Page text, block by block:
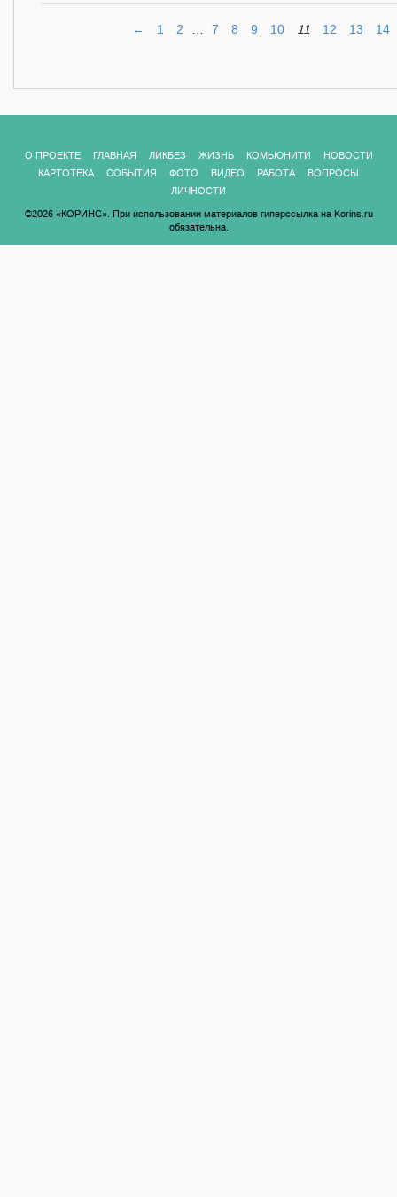
← 1 2 … 7 8 9 10 11 12 13 14
О ПРОЕКТЕ ГЛАВНАЯ ЛИКБЕЗ ЖИЗНЬ КОМЬЮНИТИ
НОВОСТИ
КАРТОТЕКА
СОБЫТИЯ ФОТО ВИДЕО РАБОТА
ВОПРОСЫ
ЛИЧНОСТИ
©2026 «КОРИНС». При использовании материалов гиперссылка на Korins.ru
обязательна.